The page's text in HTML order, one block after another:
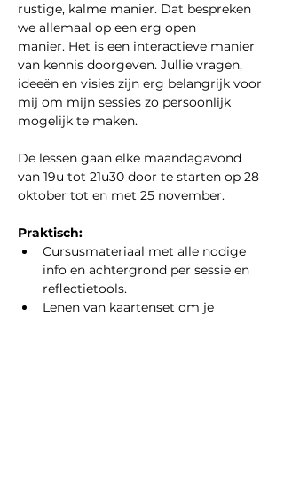
rustige, kalme manier. Dat bespreken
we allemaal op een erg open
manier. Het is een interactieve manier
van kennis doorgeven. Jullie vragen,
ideeën en visies zijn erg belangrijk voor
mij om mijn sessies zo persoonlijk
mogelijk te maken.
De lessen gaan elke maandagavond
van 19u tot 21u30 door te starten op 28
oktober tot en met 25 november.
Praktisch:
Cursusmateriaal met alle nodige
info en achtergrond per sessie en
reflectietools.
Lenen van kaartenset om je